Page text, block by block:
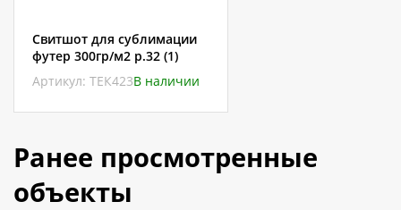
Свитшот для сублимации
футер 300гр/м2 р.32 (1)
Артикул: ТЕК423В наличии
Ранее просмотренные
объекты